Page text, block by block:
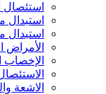
استئصال
الأمراض
الإخصاب
الاشعة